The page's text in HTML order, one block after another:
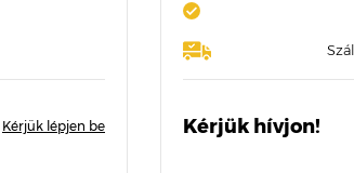
Kérjük lépjen be Kérjük hívjon!